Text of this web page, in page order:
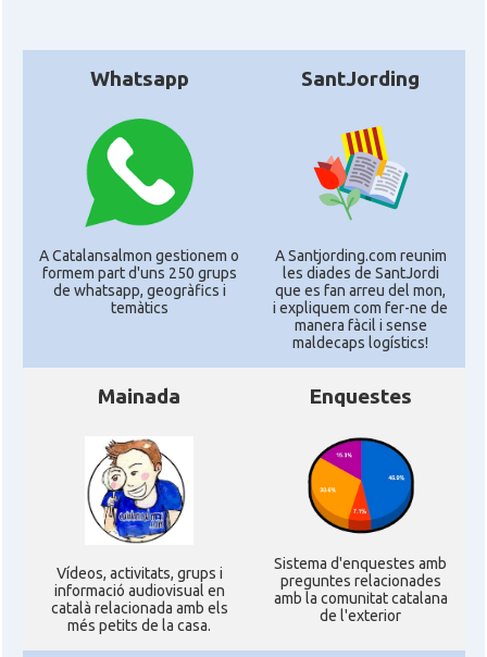
Whatsapp
A Catalansalmon gestionem o
formem part d'uns 250 grups
de whatsapp, geogràfics i
temàtics
SantJording
A Santjording.com reunim
les diades de SantJordi
que es fan arreu del mon,
i expliquem com fer-ne de
manera fàcil i sense
maldecaps logí­stics!
Mainada
Ví­deos, activitats, grups i
informació audiovisual en
català relacionada amb els
més petits de la casa.
Enquestes
Sistema d'enquestes amb
preguntes relacionades
amb la comunitat catalana
de l'exterior